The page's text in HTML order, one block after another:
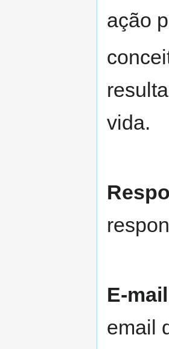
ação
vida.
E-
email